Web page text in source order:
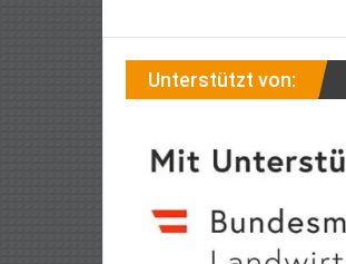
Unterstützt von: